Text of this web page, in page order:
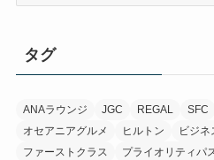
ブ
タグ
ANAラウンジ JGC REGAL SFC
オセアニアグルメ
ヒルトン ビジネ
ファーストクラス
プライオリティパ